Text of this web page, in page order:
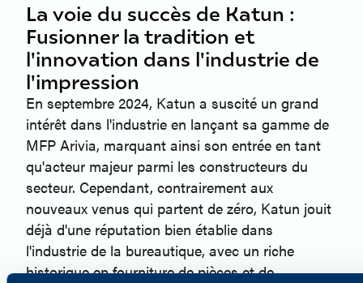
La voie du succès de Katun :
Fusionner la tradition et
l'innovation dans l'industrie de
l'impression
En septembre 2024, Katun a suscité un grand
intérêt dans l'industrie en lançant sa gamme de
MFP Arivia, marquant ainsi son entrée en tant
qu'acteur majeur parmi les constructeurs du
secteur. Cependant, contrairement aux
nouveaux venus qui partent de zéro, Katun jouit
déjà d'une réputation bien établie dans
l'industrie de la bureautique, avec un riche
historique en fourniture de pièces et de